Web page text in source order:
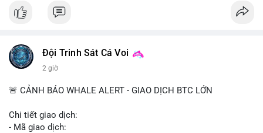
#vlikevn #titanbot
Đội Trinh Sát Cá Voi
2 giờ
🚨 CẢNH BÁO WHALE ALERT - GIAO DỊCH BTC LỚN
Chi tiết giao dịch:
- Mã giao dịch: